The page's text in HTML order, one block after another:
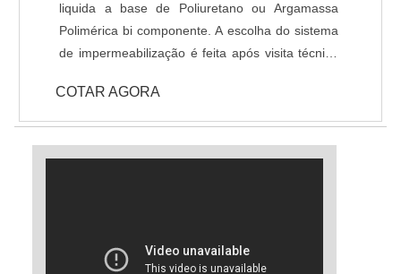
liquida a base de Poliuretano ou Argamassa
Polimérica bi componente. A escolha do sistema
de impermeabilização é feita após visita técnica
viabilidade e peculiaridades do caso para a
definição assertiva de impermeabilizante a ser
utilizado.
COTAR AGORA